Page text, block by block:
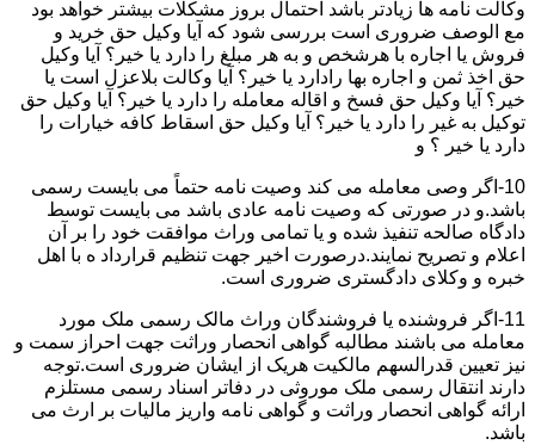
وکالت نامه ها زیادتر باشد احتمال بروز مشکلات بیشتر خواهد بود
مع الوصف ضروری است بررسی شود که آیا وکیل حق خرید و
فروش یا اجاره با هرشخص و به هر مبلغ را دارد یا خیر؟ آیا وکیل
حق اخذ ثمن و اجاره بها رادارد یا خیر؟ آیا وکالت بلاعزل است یا
خیر؟ آیا وکیل حق فسخ و اقاله معامله را دارد یا خیر؟ آیا وکیل حق
توکیل به غیر را دارد یا خیر؟ آیا وکیل حق اسقاط کافه خیارات را
دارد یا خیر ؟ و
10-اگر وصی معامله می کند وصیت نامه حتماً می بایست رسمی
باشد.و در صورتی که وصیت نامه عادی باشد می بایست توسط
دادگاه صالحه تنفیذ شده و یا تمامی وراث موافقت خود را بر آن
اعلام و تصریح نمایند.درصورت اخیر جهت تنظیم قرارداد ه با اهل
خبره و وکلای دادگستری ضروری است.
11-اگر فروشنده یا فروشندگان وراث مالک رسمی ملک مورد
معامله می باشند مطالبه گواهی انحصار وراثت جهت احراز سمت و
نیز تعیین قدرالسهم مالکیت هریک از ایشان ضروری است.توجه
دارند انتقال رسمی ملک موروثی در دفاتر اسناد رسمی مستلزم
ارائه گواهی انحصار وراثت و گواهی نامه واریز مالیات بر ارث می
باشد.